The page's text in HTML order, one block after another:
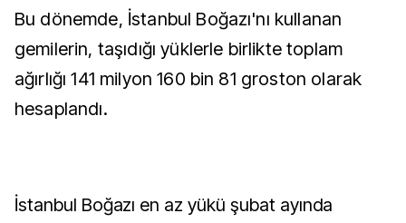
Bu dönemde, İstanbul Boğazı'nı kullanan
gemilerin, taşıdığı yüklerle birlikte toplam
ağırlığı 141 milyon 160 bin 81 groston olarak
hesaplandı.
İstanbul Boğazı en az yükü şubat ayında